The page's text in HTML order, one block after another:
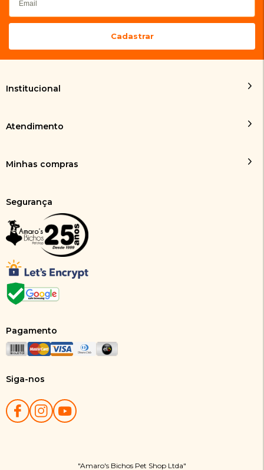
Institucional
Atendimento
Minhas compras
Segurança
Pagamento
Siga-nos
"Amaro's Bichos Pet Shop Ltda"